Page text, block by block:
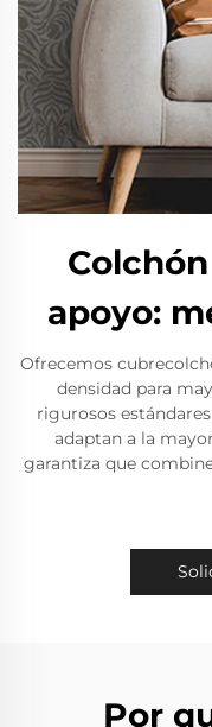
apoyo:
Ofrecemos
densidad para
rigurosos
adaptan a la
garantiza que
Por